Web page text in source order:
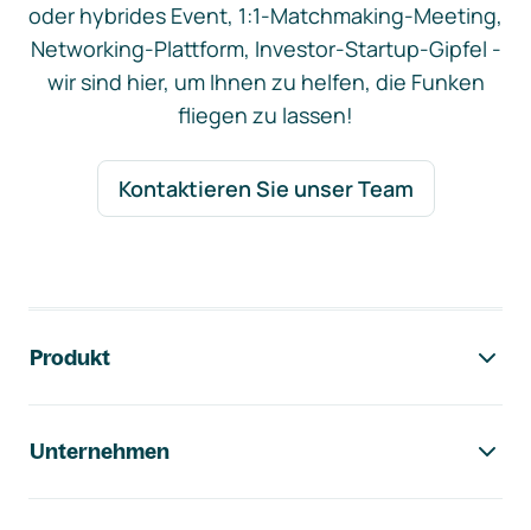
oder hybrides Event, 1:1-Matchmaking-Meeting,
Networking-Plattform, Investor-Startup-Gipfel -
wir sind hier, um Ihnen zu helfen, die Funken
fliegen zu lassen!
Kontaktieren Sie unser Team
Produkt
Unternehmen